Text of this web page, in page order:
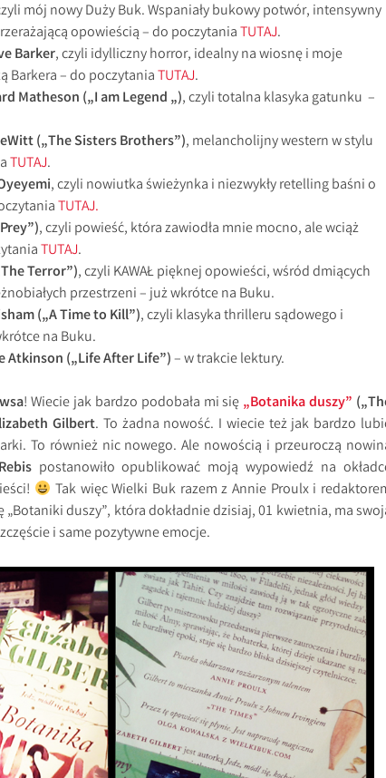
mój nowy Duży Buk. Wspaniały bukowy potwór, intensywny
opowieścią – do poczytaniaTUTAJ.
Barker, czyli idylliczny horror, idealny na wiosnę i moje
Barkera – do poczytaniaTUTAJ.
Matheson („I am Legend „), czyli totalna klasyka gatunku –
(„The Sisters Brothers”), melancholijny western w stylu
TUTAJ.
, czyli nowiutka świeżynka i niezwykły retelling baśni o
TUTAJ.
, czyli powieść, która zawiodła mnie mocno, ale wciąż
TUTAJ.
Terror”), czyli KAWAŁ pięknej opowieści, wśród dmiących
przestrzeni – już wkrótce na Buku.
(„A Time to Kill”), czyli klasyka thrilleru sądowego i
na Buku.
Atkinson („Life After Life”)– w trakcie lektury.
! Wiecie jak bardzo podobała mi się „Botanika duszy”
Gilbert. To żadna nowość. I wiecie też jak bardzo
To również nic nowego. Ale nowością i przeuroczą
postanowiło opublikować moją wypowiedź na
Tak więc Wielki Buk razem z Annie Proulx i
„Botaniki duszy”, która dokładnie dzisiaj, 01 kwietnia, ma
i same pozytywne emocje.